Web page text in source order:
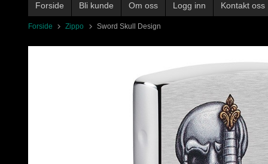
Forside Bli kunde Om oss Logg inn Kontakt oss
Forside Zippo Sword Skull Design